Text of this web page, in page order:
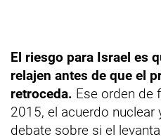
El riesgo para Israel es
relajen antes de que el
retroceda. Ese orden de
2015, el acuerdo nuclear
debate sobre si el